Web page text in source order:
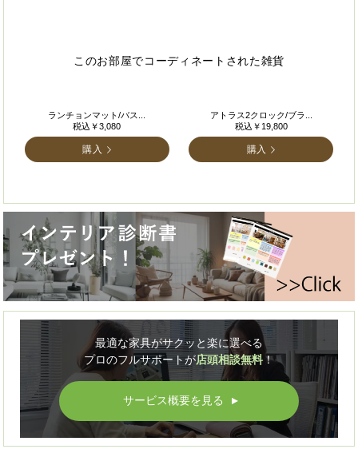
このお部屋でコーディネートされた雑貨
ランチョンマット/バス...
税込￥3,080
購入
アトラス2クロック/ブラ...
税込￥19,800
購入
最適な家具がサクッと楽に選べる
プロのフルサポートが店頭相談無料！
サービス概要を見る ▲